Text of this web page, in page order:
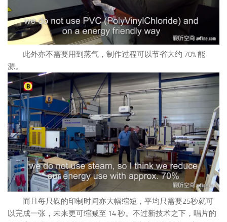
此外亦不需要用到蒸气，制作过程可以节省大约 70% 能
源。
而且每只碟的印制时间亦大幅缩短，平均只需要25秒就可
以完成一张，未来更可缩减至 14 秒。不过新技术之下，唱片的